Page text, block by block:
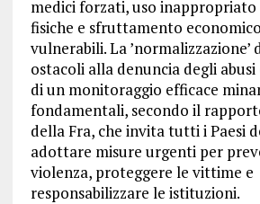
medici forzati, uso
fisiche e sfruttamento
vulnerabili. La ’normalizzazione’
ostacoli alla denuncia degli abusi
di un monitoraggio efficace
fondamentali, secondo il
della Fra, che invita tutti i Paesi
adottare misure urgenti per
violenza, proteggere le vittime e
responsabilizzare le istituzioni.